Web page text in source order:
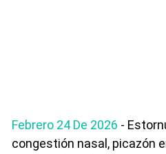
Febrero 24 De 2026 -
congestión nasal, picazón